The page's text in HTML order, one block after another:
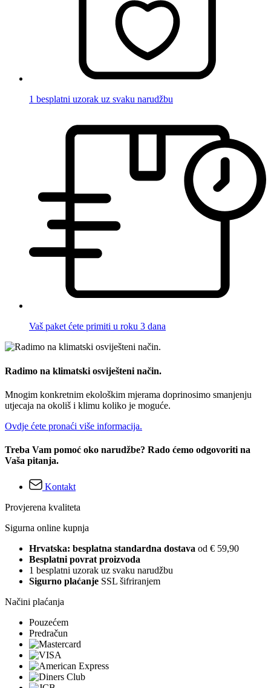
1 besplatni uzorak uz svaku narudžbu
Vaš paket ćete primiti u roku 3 dana
Radimo na klimatski osviješteni način.
Mnogim konkretnim ekološkim mjerama doprinosimo smanjenju
utjecaja na okoliš i klimu koliko je moguće.
Ovdje ćete pronaći više informacija.
Treba Vam pomoć oko narudžbe? Rado ćemo odgovoriti na
Vaša pitanja.
Kontakt
Provjerena kvaliteta
Sigurna online kupnja
Hrvatska: besplatna standardna dostava od € 59,90
Besplatni povrat proizvoda
1 besplatni uzorak uz svaku narudžbu
Sigurno plaćanje SSL šifriranjem
Načini plaćanja
Pouzećem
Predračun